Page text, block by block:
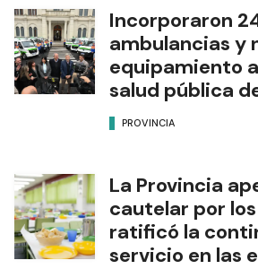
Incorporaron
ambulancias y
equipamiento
salud pública
PROVINCIA
La Provincia
cautelar por
ratificó la
servicio en las